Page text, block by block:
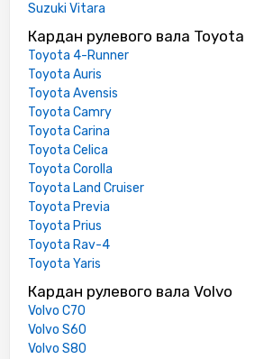
Suzuki Vitara
Кардан рулевого вала Toyota
Toyota 4-Runner
Toyota Auris
Toyota Avensis
Toyota Camry
Toyota Carina
Toyota Celica
Toyota Corolla
Toyota Land Cruiser
Toyota Previa
Toyota Prius
Toyota Rav-4
Toyota Yaris
Кардан рулевого вала Volvo
Volvo C70
Volvo S60
Volvo S80